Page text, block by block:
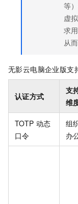
等
虚拟
求
从
无影云电脑企业版支
认证方式
支
维
TOTP 动态
口令
组
办